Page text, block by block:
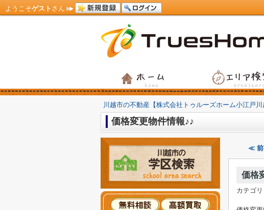
ようこそゲスト さん
川越市の不動産【株式会社トゥルーズホーム小江戸川
価格変更物件情報♪♪
≪ 前
価格
カテゴリ